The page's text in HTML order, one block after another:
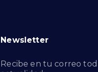
Newsletter
Recibe en tu correo